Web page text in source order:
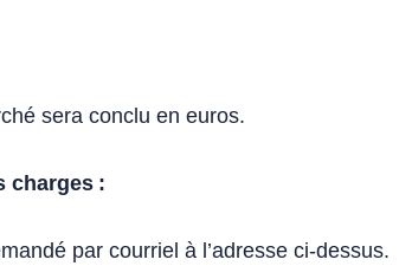
sera conclu en euros.
charges :
par courriel à l’adresse ci-dessus.